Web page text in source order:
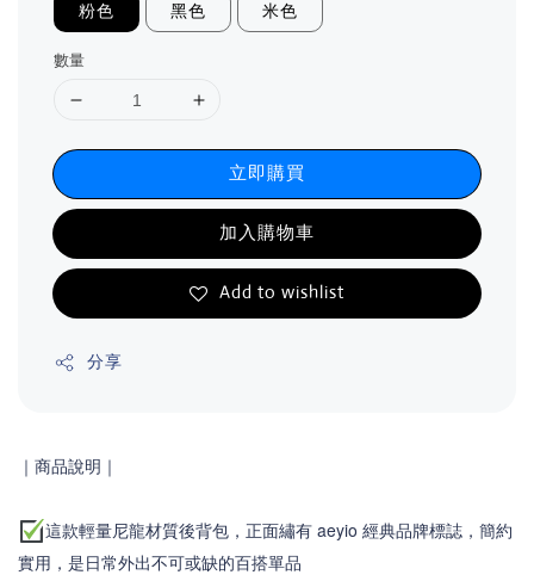
粉色 黑色 米色
數量
立即購買
加入購物車
Add to wishlist
分享
｜商品說明 ｜
這款輕量尼龍材質後背包，正面繡有 aeyio 經典品牌標誌，簡約
實用，是日常外出不可或缺的百搭單品